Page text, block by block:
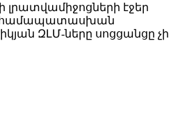
լրատվամիջոցների էջեր
համապատասխան
ԶԼՄ-ները սոցցանցը չի